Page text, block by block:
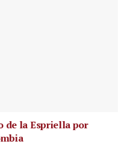
de la Espriella por